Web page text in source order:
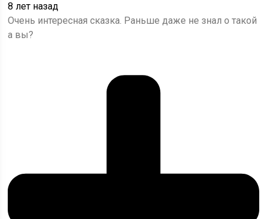
8 лет назад
Очень интересная сказка. Раньше даже не знал о такой
а вы?